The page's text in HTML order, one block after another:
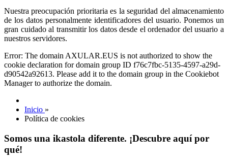
Nuestra preocupación prioritaria es la seguridad del almacenamiento
de los datos personalmente identificadores del usuario. Ponemos un
gran cuidado al transmitir los datos desde el ordenador del usuario a
nuestros servidores.
Error: The domain AXULAR.EUS is not authorized to show the
cookie declaration for domain group ID f76c7fbc-5135-4597-a29d-
d90542a92613. Please add it to the domain group in the Cookiebot
Manager to authorize the domain.
Inicio »
Política de cookies
Somos una ikastola diferente. ¡Descubre aquí por
qué!